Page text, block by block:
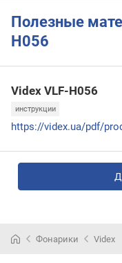
Полезные
H056
Videx VLF-H056
инструкции
Фонарики Videx